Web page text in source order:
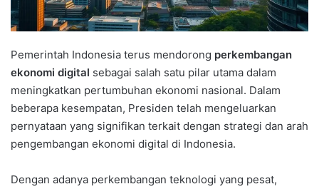
Pemerintah Indonesia terus mendorong perkembangan
ekonomi digital sebagai salah satu pilar utama dalam
meningkatkan pertumbuhan ekonomi nasional. Dalam
beberapa kesempatan, Presiden telah mengeluarkan
pernyataan yang signifikan terkait dengan strategi dan arah
pengembangan ekonomi digital di Indonesia.
Dengan adanya perkembangan teknologi yang pesat,